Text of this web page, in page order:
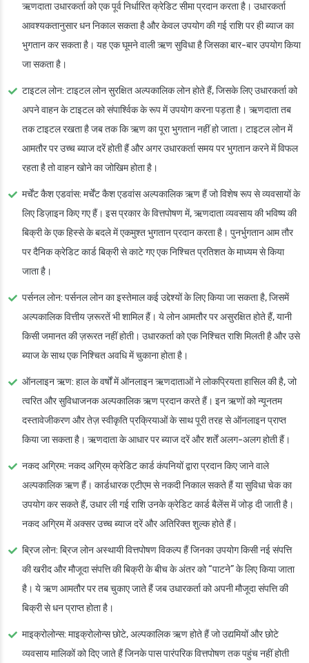
ऋणदाता उधारकर्ता को एक पूर्व निर्धारित क्रेडिट सीमा प्रदान करता है। उधारकर्ता
आवश्यकतानुसार धन निकाल सकता है और केवल उपयोग की गई राशि पर ही ब्याज का
भुगतान कर सकता है। यह एक घूमने वाली ऋण सुविधा है जिसका बार-बार उपयोग किया
जा सकता है।
टाइटल लोन: टाइटल लोन सुरक्षित अल्पकालिक लोन होते हैं, जिसके लिए उधारकर्ता को
अपने वाहन के टाइटल को संपार्श्विक के रूप में उपयोग करना पड़ता है। ऋणदाता तब
तक टाइटल रखता है जब तक कि ऋण का पूरा भुगतान नहीं हो जाता। टाइटल लोन में
आमतौर पर उच्च ब्याज दरें होती हैं और अगर उधारकर्ता समय पर भुगतान करने में विफल
रहता है तो वाहन खोने का जोखिम होता है।
मर्चेंट कैश एडवांस: मर्चेंट कैश एडवांस अल्पकालिक ऋण हैं जो विशेष रूप से व्यवसायों के
लिए डिज़ाइन किए गए हैं। इस प्रकार के वित्तपोषण में, ऋणदाता व्यवसाय की भविष्य की
बिक्री के एक हिस्से के बदले में एकमुश्त भुगतान प्रदान करता है। पुनर्भुगतान आम तौर
पर दैनिक क्रेडिट कार्ड बिक्री से काटे गए एक निश्चित प्रतिशत के माध्यम से किया
जाता है।
पर्सनल लोन: पर्सनल लोन का इस्तेमाल कई उद्देश्यों के लिए किया जा सकता है, जिसमें
अल्पकालिक वित्तीय ज़रूरतें भी शामिल हैं। ये लोन आमतौर पर असुरक्षित होते हैं, यानी
किसी जमानत की ज़रूरत नहीं होती। उधारकर्ता को एक निश्चित राशि मिलती है और उसे
ब्याज के साथ एक निश्चित अवधि में चुकाना होता है।
ऑनलाइन ऋण: हाल के वर्षों में ऑनलाइन ऋणदाताओं ने लोकप्रियता हासिल की है, जो
त्वरित और सुविधाजनक अल्पकालिक ऋण प्रदान करते हैं। इन ऋणों को न्यूनतम
दस्तावेजीकरण और तेज़ स्वीकृति प्रक्रियाओं के साथ पूरी तरह से ऑनलाइन प्राप्त
किया जा सकता है। ऋणदाता के आधार पर ब्याज दरें और शर्तें अलग-अलग होती हैं।
नकद अग्रिम: नकद अग्रिम क्रेडिट कार्ड कंपनियों द्वारा प्रदान किए जाने वाले
अल्पकालिक ऋण हैं। कार्डधारक एटीएम से नकदी निकाल सकते हैं या सुविधा चेक का
उपयोग कर सकते हैं, उधार ली गई राशि उनके क्रेडिट कार्ड बैलेंस में जोड़ दी जाती है।
नकद अग्रिम में अक्सर उच्च ब्याज दरें और अतिरिक्त शुल्क होते हैं।
ब्रिज लोन: ब्रिज लोन अस्थायी वित्तपोषण विकल्प हैं जिनका उपयोग किसी नई संपत्ति
की खरीद और मौजूदा संपत्ति की बिक्री के बीच के अंतर को “पाटने” के लिए किया जाता
है। ये ऋण आमतौर पर तब चुकाए जाते हैं जब उधारकर्ता को अपनी मौजूदा संपत्ति की
बिक्री से धन प्राप्त होता है।
माइक्रोलोन्स: माइक्रोलोन्स छोटे, अल्पकालिक ऋण होते हैं जो उद्यमियों और छोटे
व्यवसाय मालिकों को दिए जाते हैं जिनके पास पारंपरिक वित्तपोषण तक पहुंच नहीं होती